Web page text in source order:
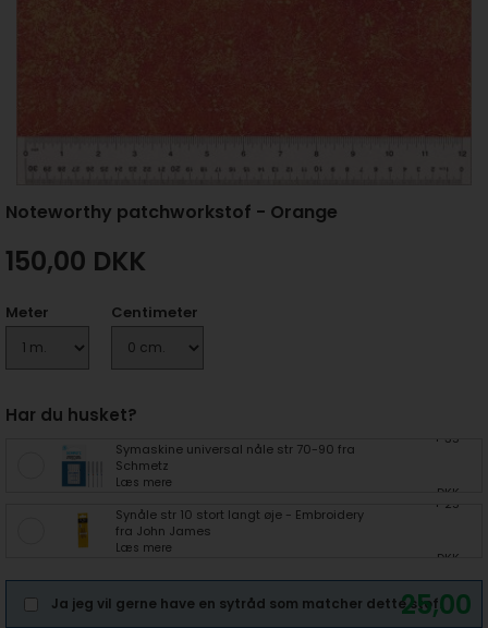
Noteworthy patchworkstof - Orange
150,00 DKK
Meter Centimeter
Har du husket?
Symaskine universal nåle str 70-90 fra
Schmetz
Læs mere
+ 35
DKK
Synåle str 10 stort langt øje - Embroidery
fra John James
Læs mere
+ 25
DKK
25,00
Ja jeg vil gerne have en sytråd som matcher dette stof.